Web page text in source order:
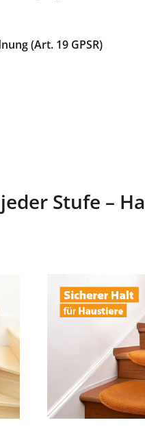
(Art. 19 GPSR)
Stufe –